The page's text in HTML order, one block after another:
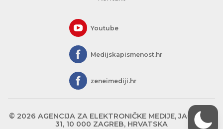
Youtube
Medijskapismenost.hr
zeneimediji.hr
© 2026 AGENCIJA ZA ELEKTRONIČKE MEDIJE, JAGIĆEVA
31, 10 000 ZAGREB, HRVATSKA